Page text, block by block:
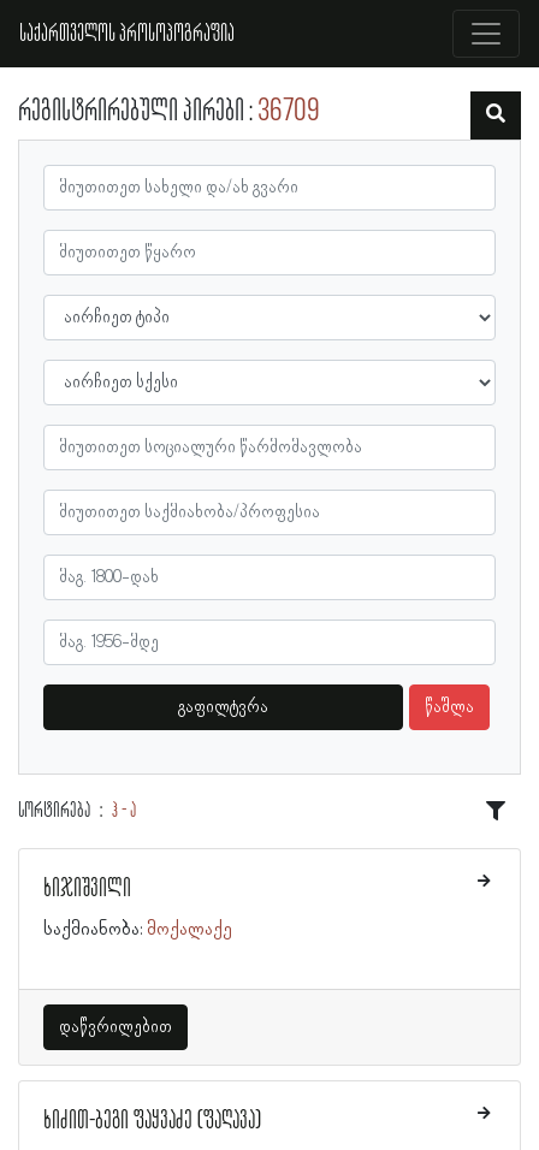
საქართველოს პროსოპოგრაფია
რეგისტრირებული პირები 36709
გაფილტვრა წაშლა
სორტირება ჰ - ა
ხიჯიშვილი
საქმიანობა: მოქალაქე
დაწვრილებით
ხიძით-ბეგი ფაყვაძე (ფაღავა)